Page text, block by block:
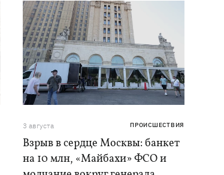
3 августа ПРОИСШЕСТВИЯ
Взрыв в сердце Москвы: банкет
на 10 млн, «Майбахи» ФСО и